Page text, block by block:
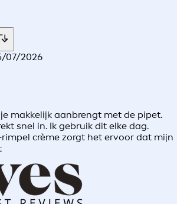
07/2026
makkelijk aanbrengt met de pipet.
snel in. Ik gebruik dit elke dag.
crème zorgt het ervoor dat mijn